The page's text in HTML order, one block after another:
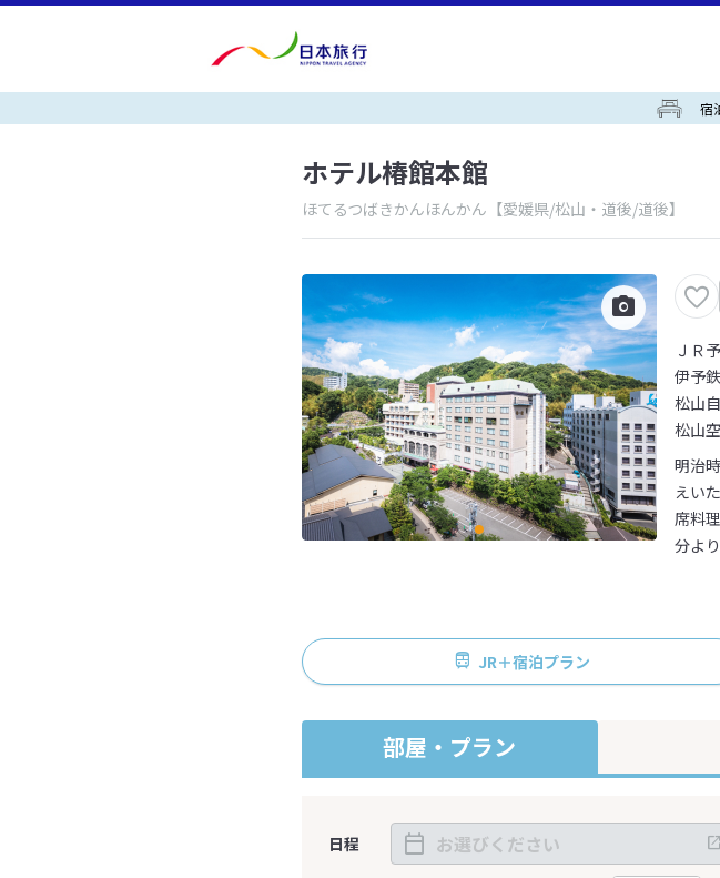
宿
ホテル椿館本館
ほてるつばきかんほんかん 【愛媛県/松山・道後/道後】
ＪＲ
伊予
松山
松山
明治
えい
席料
分よ
JR＋宿泊プラン
部屋・プラン
日程